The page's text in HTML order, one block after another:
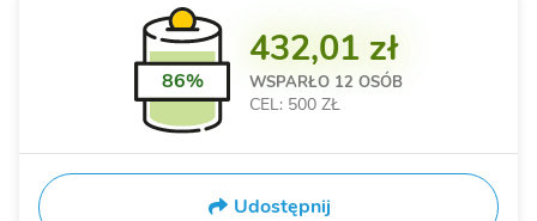
86%
432,01 zł
WSPARŁO 12 OSÓB
CEL: 500 ZŁ
Udostępnij